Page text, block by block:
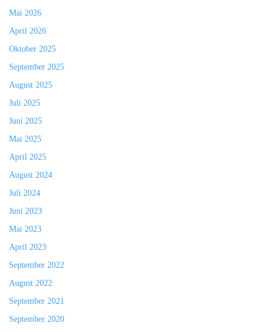
Mai 2026
April 2026
Oktober 2025
September 2025
August 2025
Juli 2025
Juni 2025
Mai 2025
April 2025
August 2024
Juli 2024
Juni 2023
Mai 2023
April 2023
September 2022
August 2022
September 2021
September 2020